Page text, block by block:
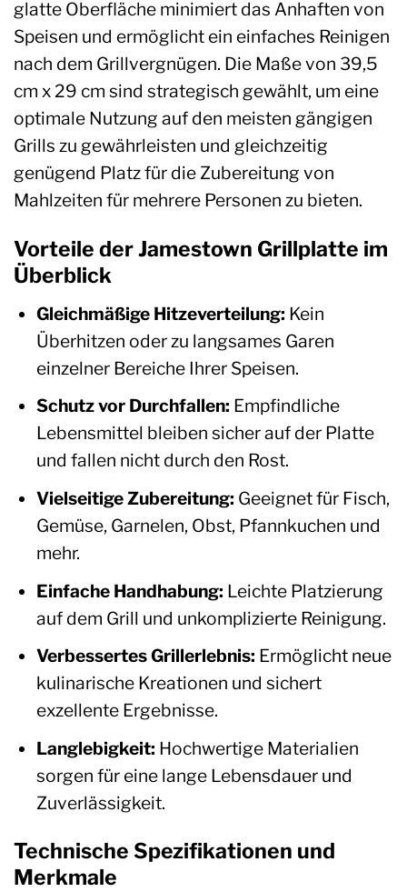
glatte Oberfläche minimiert das Anhaften von
Speisen und ermöglicht ein einfaches Reinigen
nach dem Grillvergnügen. Die Maße von 39,5
cm x 29 cm sind strategisch gewählt, um eine
optimale Nutzung auf den meisten gängigen
Grills zu gewährleisten und gleichzeitig
genügend Platz für die Zubereitung von
Mahlzeiten für mehrere Personen zu bieten.
Vorteile der Jamestown Grillplatte im
Überblick
Gleichmäßige Hitzeverteilung: Kein
Überhitzen oder zu langsames Garen
einzelner Bereiche Ihrer Speisen.
Schutz vor Durchfallen: Empfindliche
Lebensmittel bleiben sicher auf der Platte
und fallen nicht durch den Rost.
Vielseitige Zubereitung: Geeignet für Fisch,
Gemüse, Garnelen, Obst, Pfannkuchen und
mehr.
Einfache Handhabung: Leichte Platzierung
auf dem Grill und unkomplizierte Reinigung.
Verbessertes Grillerlebnis: Ermöglicht neue
kulinarische Kreationen und sichert
exzellente Ergebnisse.
Langlebigkeit: Hochwertige Materialien
sorgen für eine lange Lebensdauer und
Zuverlässigkeit.
Technische Spezifikationen und
Merkmale